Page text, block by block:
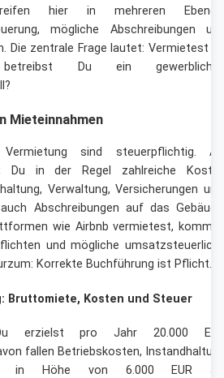
hier in mehreren
mögliche Abschreibungen
Die zentrale Frage lautet: Vermietest
Du ein
Mieteinnahmen
sind steuerpflichtig.
Du in der Regel zahlreiche
Verwaltung, Versicherungen
Abschreibungen auf das
wie Airbnb vermietest,
und mögliche
Korrekte Buchführung ist Pflicht.
Bruttomiete, Kosten und Steuer
Du erzielst pro Jahr 20.000
fallen Betriebskosten,
in Höhe von 6.000 EUR